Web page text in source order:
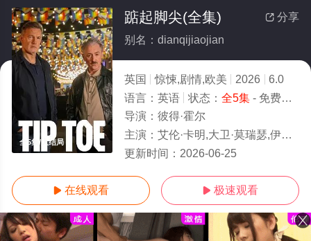
全5集/大结局
 分享
踮起脚尖(全集)
别名：dianqijiaojian
英国 惊悚,剧情,欧美 2026
6.0
语言： 英语 状态： 全5集- 免费在线观看
导演： 彼得·霍尔
主演： 艾伦·卡明,大卫·莫瑞瑟,伊丽莎白·贝林顿,保罗·瑞斯,泼奇·奎尼尔,卢扬达·
更新时间： 2026-06-25
 在线观看  极速观看